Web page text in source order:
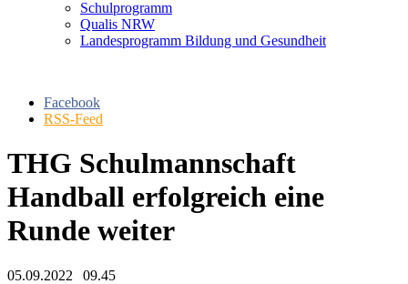
Schulprogramm
Qualis NRW
Landesprogramm Bildung und Gesundheit
Facebook
RSS-Feed
THG Schulmannschaft
Handball erfolgreich eine
Runde weiter
05.09.2022 09.45